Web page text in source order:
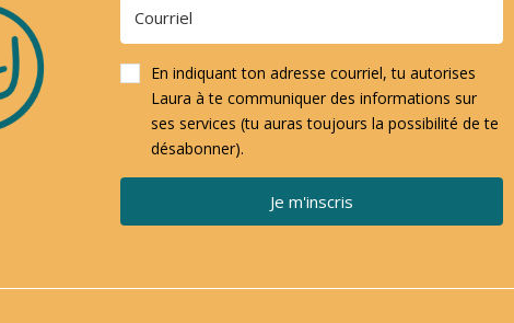
En indiquant ton adresse courriel, tu autorises
Laura à te communiquer des informations sur
ses services (tu auras toujours la possibilité de te
désabonner).
Je m'inscris